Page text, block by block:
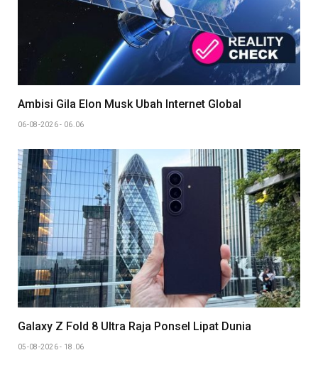
Ambisi Gila Elon Musk Ubah Internet Global
06-08-2026 - 06.06
Galaxy Z Fold 8 Ultra Raja Ponsel Lipat Dunia
05-08-2026 - 18.06